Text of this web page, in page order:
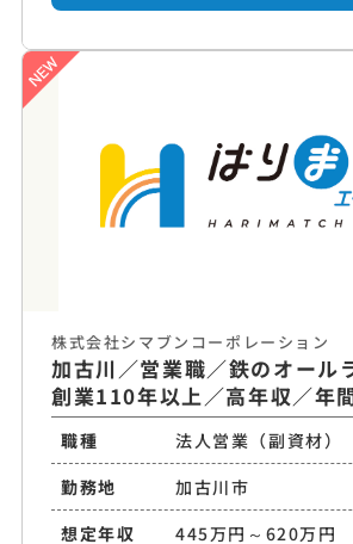
株式会社シマブンコーポレーション
加古川／営業職／鉄のオール
創業110年以上／高年収／年
職種
法人営業（副資材）
勤務地
加古川市
想定年収
445万円～620万円